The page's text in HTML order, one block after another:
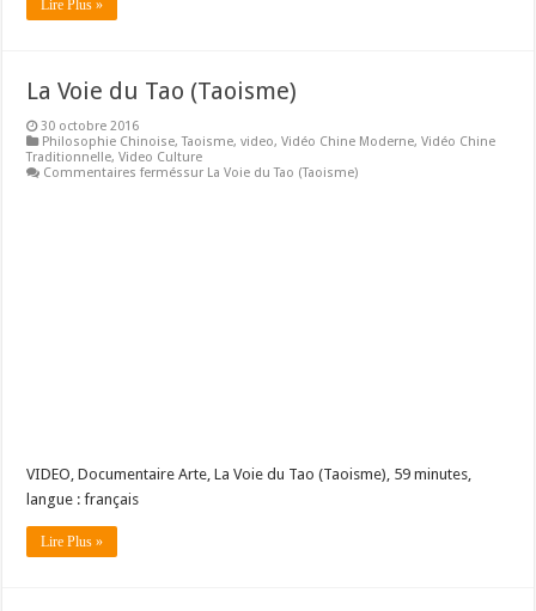
Lire Plus »
La Voie du Tao (Taoisme)
30 octobre 2016
Philosophie Chinoise,Taoisme,video,Vidéo Chine Moderne,Vidéo Chine
Traditionnelle,Video Culture
Commentaires ferméssur La Voie du Tao (Taoisme)
VIDEO, Documentaire Arte, La Voie du Tao (Taoisme), 59 minutes,
langue : français
Lire Plus »